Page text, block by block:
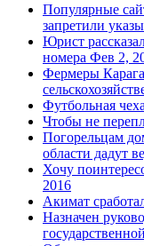
Популярные
запретили
Юрист
номера Фев 2,
Фермеры
Футбольная
Чтобы не
Погорельцам
области дадут
Хочу
2016
Акимат
Назначен